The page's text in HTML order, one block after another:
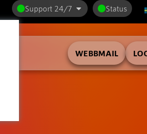
Support 24/7 Status
WEBBMAIL